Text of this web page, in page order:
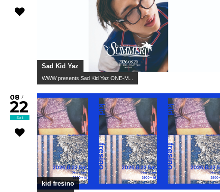
Sad Kid Yaz
WWW presents Sad Kid Yaz ONE-M...
08 /
22
Sat
kid fresino